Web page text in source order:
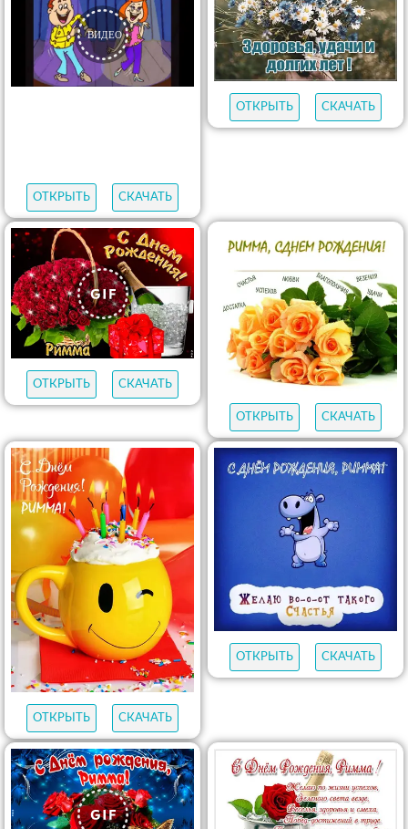
ОТКРЫТЬ СКАЧАТЬ
ОТКРЫТЬ СКАЧАТЬ
ОТКРЫТЬ СКАЧАТЬ
ОТКРЫТЬ СКАЧАТЬ
ОТКРЫТЬ СКАЧАТЬ
ОТКРЫТЬ СКАЧАТЬ